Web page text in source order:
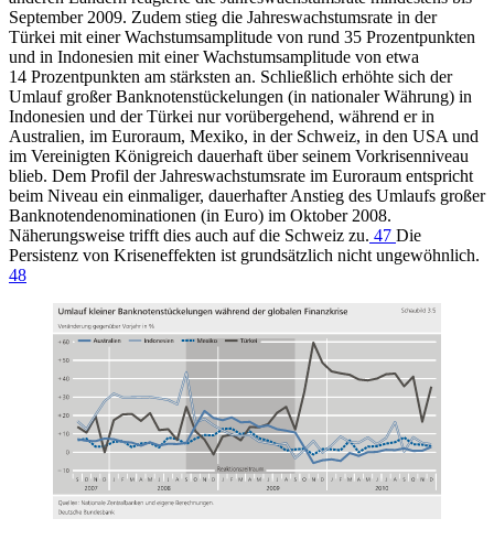
September 2009. Zudem stieg die Jahreswachstumsrate in der
Türkei mit einer Wachstumsamplitude von rund 35 Prozentpunkten
und in Indonesien mit einer Wachstumsamplitude von etwa
14 Prozentpunkten am stärksten an. Schließlich erhöhte sich der
Umlauf großer Banknotenstückelungen (in nationaler Währung) in
Indonesien und der Türkei nur vorübergehend, während er in
Australien, im Euroraum, Mexiko, in der Schweiz, in den USA und
im Vereinigten Königreich dauerhaft über seinem Vorkrisenniveau
blieb. Dem Profil der Jahreswachstumsrate im Euroraum entspricht
beim Niveau ein einmaliger, dauerhafter Anstieg des Umlaufs großer
Banknotendenominationen (in Euro) im Oktober 2008.
Näherungsweise trifft dies auch auf die Schweiz zu. 47 Die
Persistenz von Kriseneffekten ist grundsätzlich nicht ungewöhnlich.
48